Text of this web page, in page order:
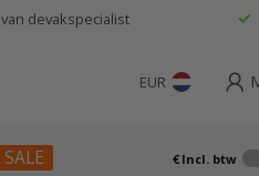
van devakspecialist
EUR
SALE € Incl. btw